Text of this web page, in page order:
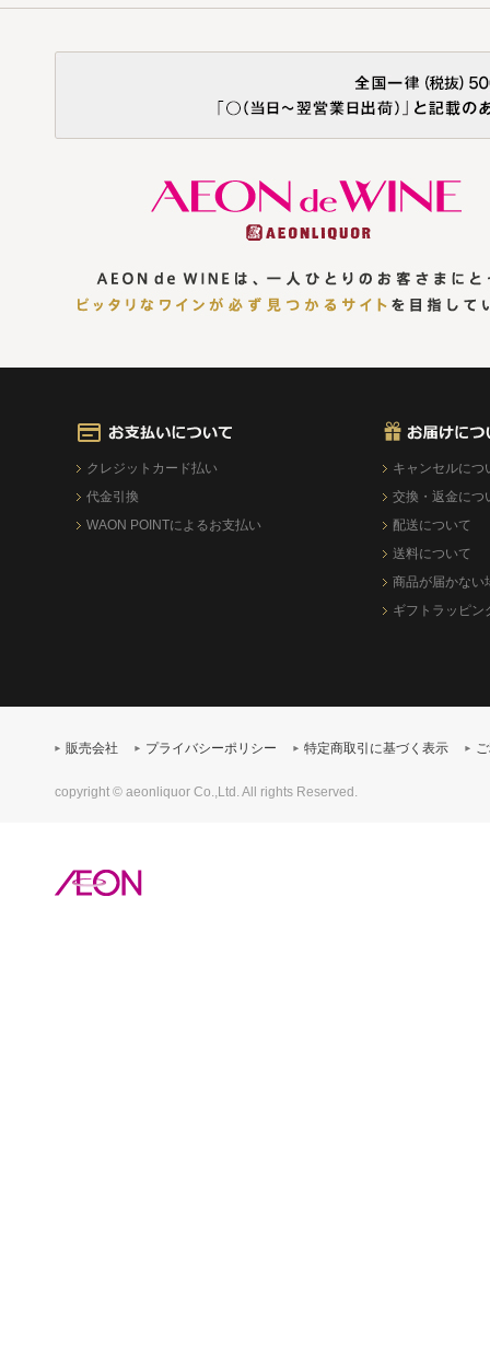
クレジットカード払い
代金引換
WAON POINTによるお支払い
キャンセルにつ
交換・返金につ
配送について
送料について
商品が届かない
ギフトラッピン
販売会社 プライバシーポリシー 特定商取引に基づく表示
copyright © aeonliquor Co.,Ltd. All rights Reserved.